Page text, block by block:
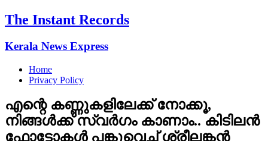
The Instant Records
Kerala News Express
Home
Privacy Policy
എന്റെ കണ്ണുകളിലേക്ക് നോക്കൂ,
നിങ്ങൾക്ക് സ്വർഗം കാണാം.. കിടിലൻ
ഫോട്ടോകൾ പങ്കുവെച്ച് ശ്രീലങ്കൻ